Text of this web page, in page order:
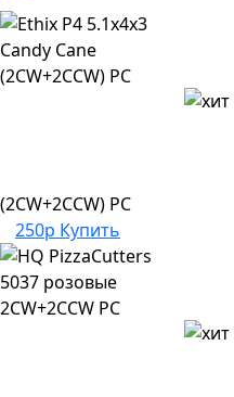
(2CW+2CCW) PC
250р Купить